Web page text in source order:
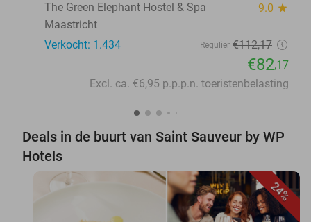
The Green Elephant Hostel & Spa
9.0 star
Maastricht
Verkocht: 1.434
Regulier €112,17
€82,17
Excl. ca. €6,95 p.p.p.n. toeristenbelasting
Deals in de buurt van Saint Sauveur by WP
Hotels
24%